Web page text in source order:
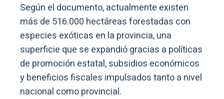
Según el documento, actualmente existen
más de 516.000 hectáreas forestadas con
especies exóticas en la provincia, una
superficie que se expandió gracias a políticas
de promoción estatal, subsidios económicos
y beneficios fiscales impulsados tanto a nivel
nacional como provincial.